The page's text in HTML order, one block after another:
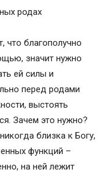
что благополучно
значит нужно
ей силы и
перед родами
выстоять
Зачем это нужно?
близка к Богу,
функций –
на ней лежит